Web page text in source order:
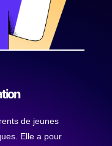
de jeunes
Elle a pour